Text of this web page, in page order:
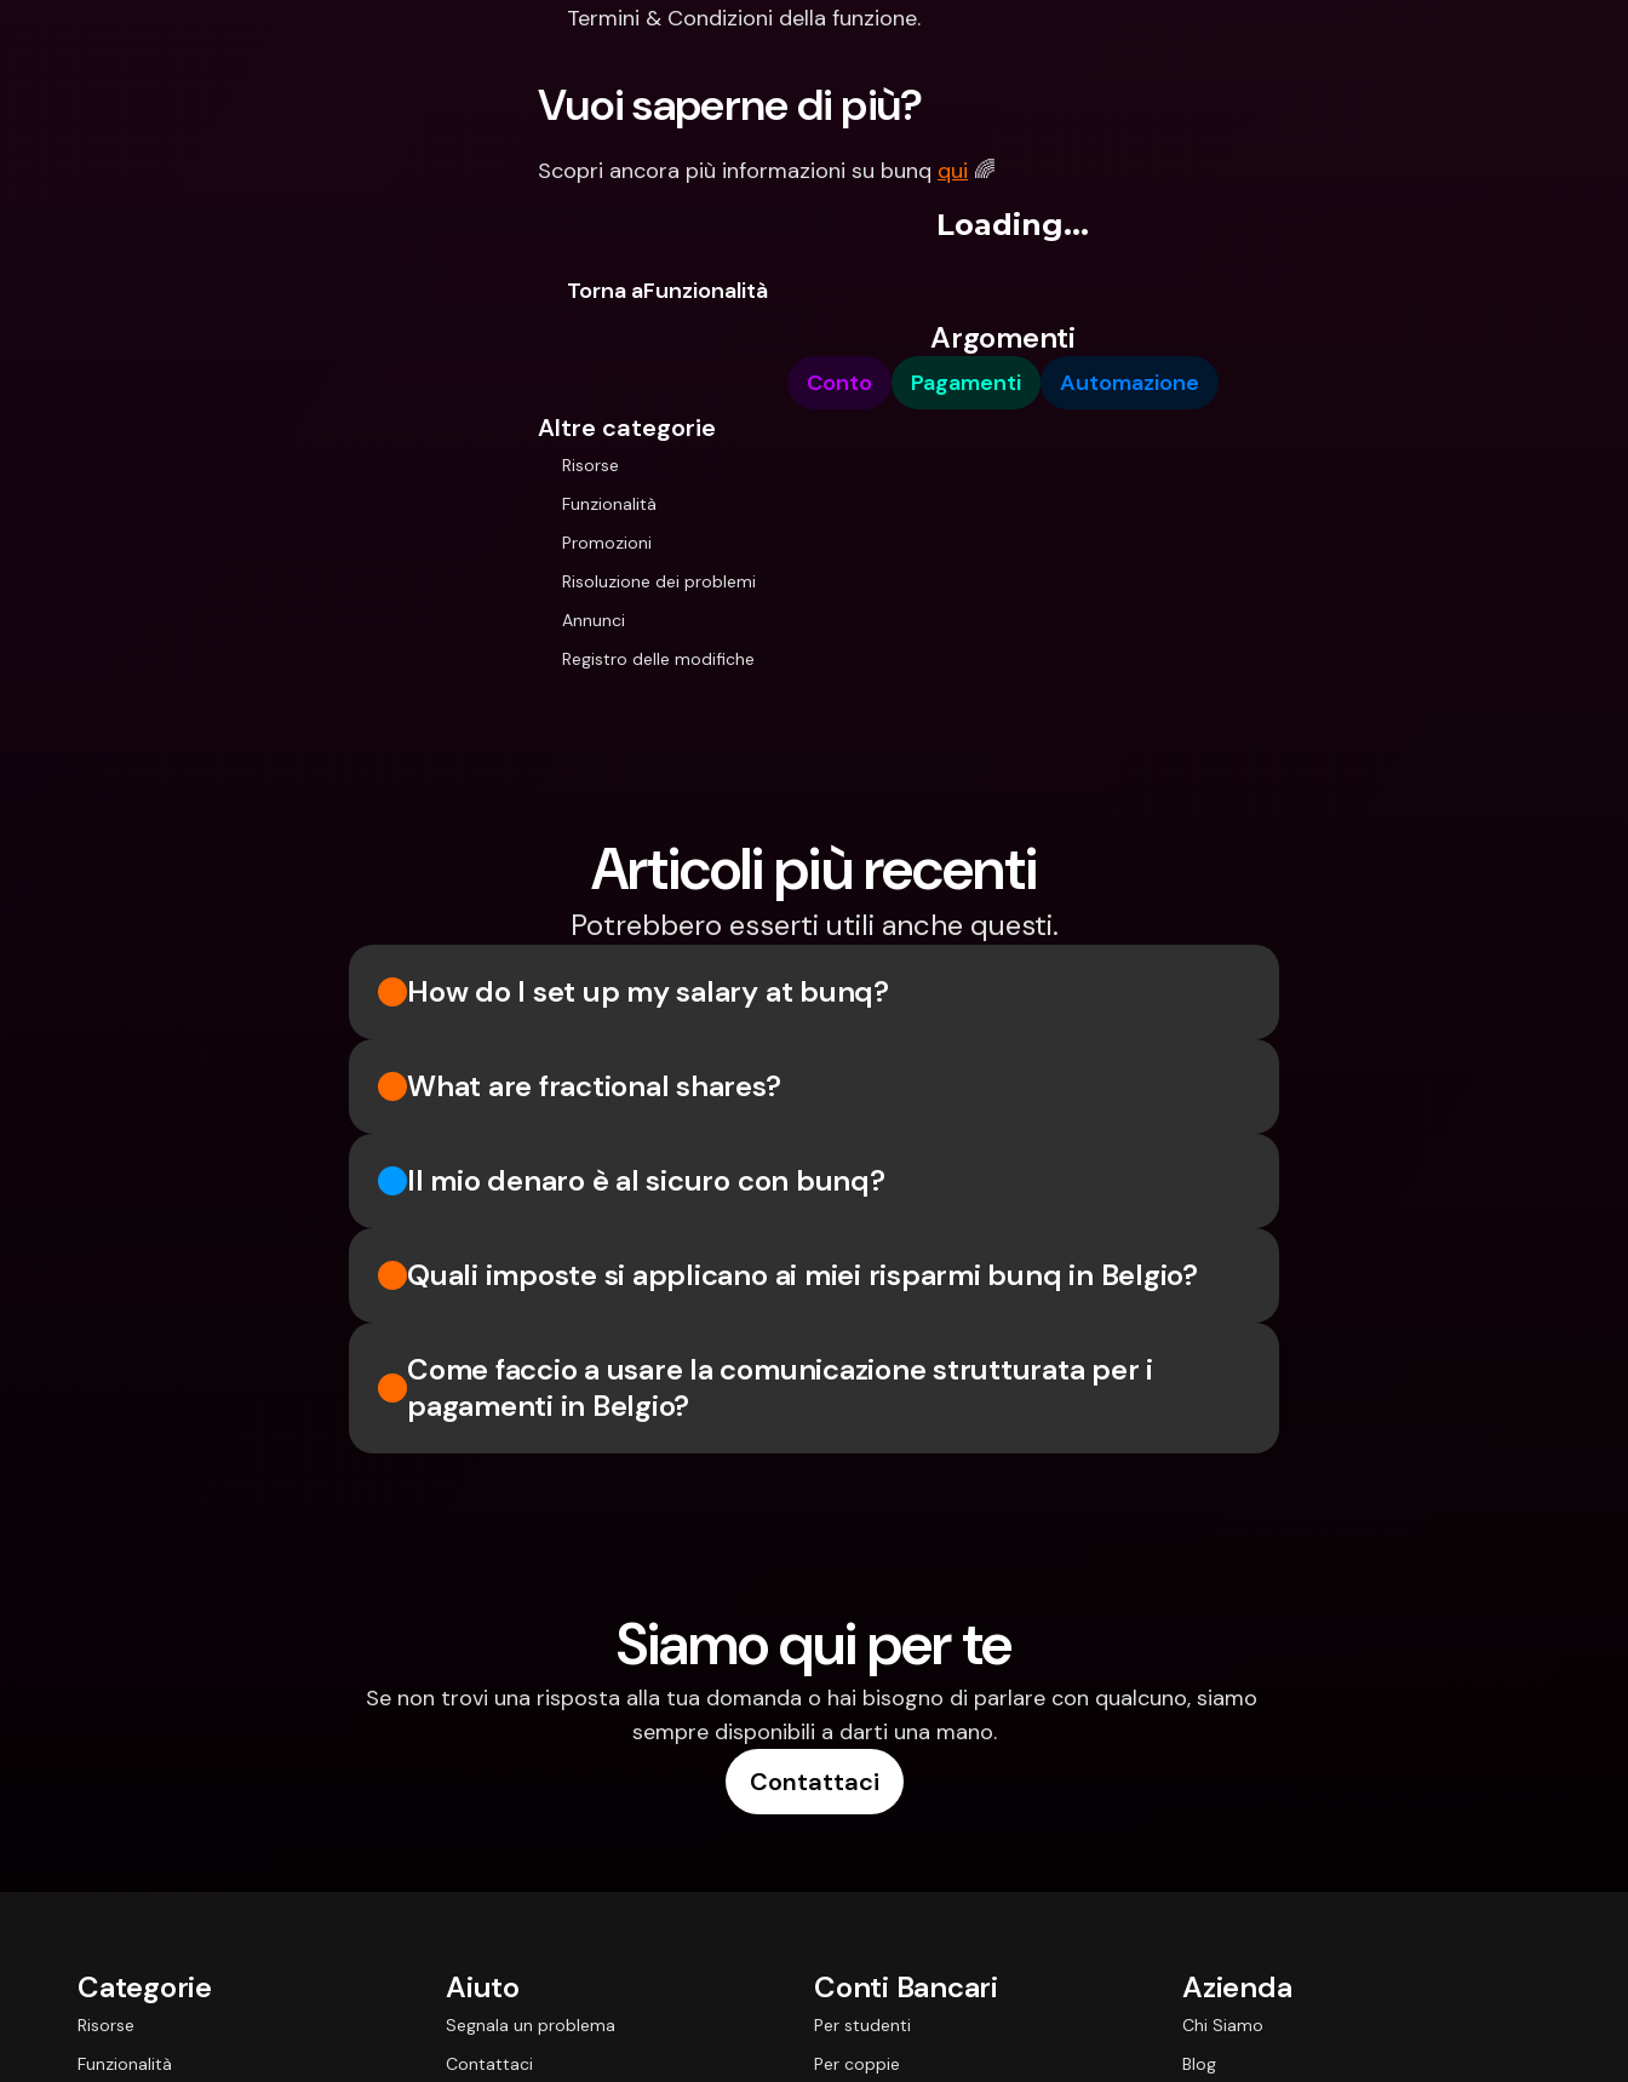
Termini & Condizioni della funzione.
Vuoi saperne di più?
Scopri ancora più informazioni su bunq qui 🌈
Loading...
Torna aFunzionalità
Argomenti
Conto Pagamenti Automazione
Altre categorie
Risorse
Funzionalità
Promozioni
Risoluzione dei problemi
Annunci
Registro delle modifiche
Articoli più recenti
Potrebbero esserti utili anche questi.
How do I set up my salary at bunq?
What are fractional shares?
Il mio denaro è al sicuro con bunq?
Quali imposte si applicano ai miei risparmi bunq in Belgio?
Come faccio a usare la comunicazione strutturata per i
pagamenti in Belgio?
Siamo qui per te
Se non trovi una risposta alla tua domanda o hai bisogno di parlare con qualcuno, siamo
sempre disponibili a darti una mano.
Contattaci
Categorie
Risorse
Funzionalità
Aiuto
Segnala un problema
Contattaci
Conti Bancari
Per studenti
Per coppie
Azienda
Chi Siamo
Blog